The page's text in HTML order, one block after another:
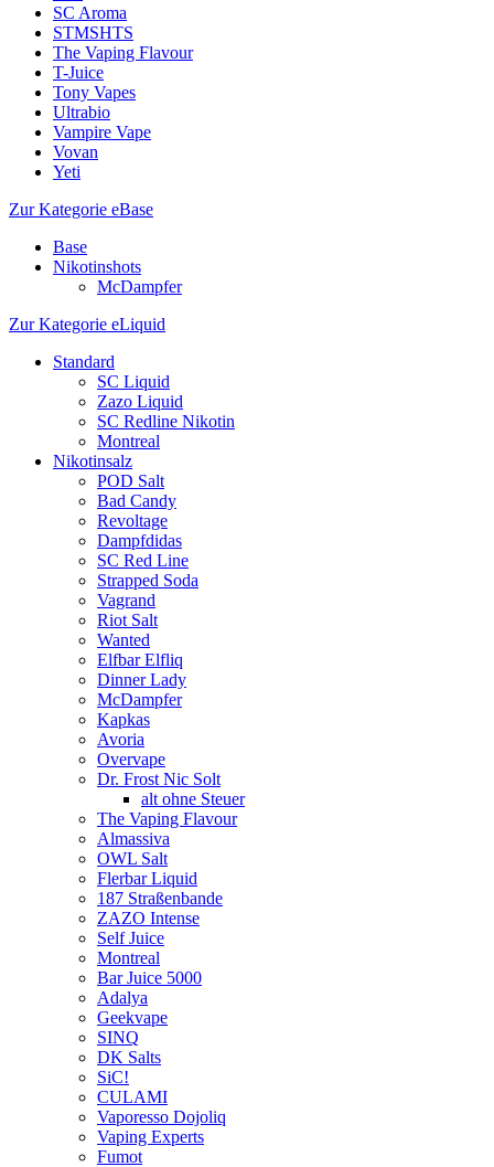
SC Aroma
STMSHTS
The Vaping Flavour
T-Juice
Tony Vapes
Ultrabio
Vampire Vape
Vovan
Yeti
Zur Kategorie eBase
Base
Nikotinshots
McDampfer
Zur Kategorie eLiquid
Standard
SC Liquid
Zazo Liquid
SC Redline Nikotin
Montreal
Nikotinsalz
POD Salt
Bad Candy
Revoltage
Dampfdidas
SC Red Line
Strapped Soda
Vagrand
Riot Salt
Wanted
Elfbar Elfliq
Dinner Lady
McDampfer
Kapkas
Avoria
Overvape
Dr. Frost Nic Solt
alt ohne Steuer
The Vaping Flavour
Almassiva
OWL Salt
Flerbar Liquid
187 Straßenbande
ZAZO Intense
Self Juice
Montreal
Bar Juice 5000
Adalya
Geekvape
SINQ
DK Salts
SiC!
CULAMI
Vaporesso Dojoliq
Vaping Experts
Fumot